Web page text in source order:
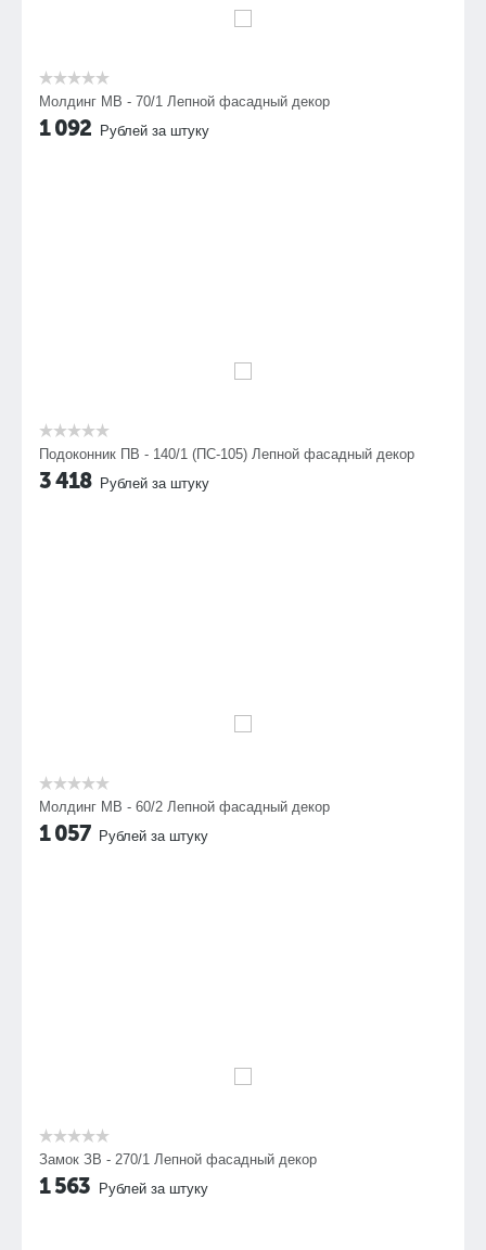
Молдинг МВ - 70/1 Лепной фасадный декор
1 092 Рублей за штуку
Подоконник ПВ - 140/1 (ПС-105) Лепной фасадный декор
3 418 Рублей за штуку
Молдинг МВ - 60/2 Лепной фасадный декор
1 057 Рублей за штуку
Замок ЗВ - 270/1 Лепной фасадный декор
1 563 Рублей за штуку